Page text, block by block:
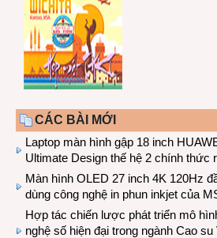
CÁC BÀI MỚI
Laptop màn hình gập 18 inch
Ultimate Design thế hệ 2 chính thức
Màn hình OLED 27 inch 4K 120Hz
dùng công nghệ in phun inkjet của
Hợp tác chiến lược phát triển mô
nghệ số hiện đại trong ngành Cao